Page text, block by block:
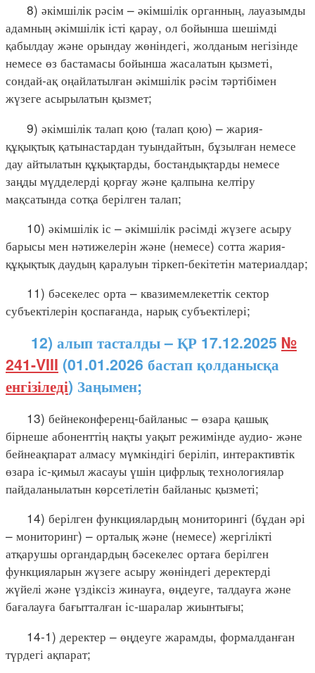
8) әкімшілік рәсім – әкімшілік органның, лауазымды
адамның әкімшілік істі қарау, ол бойынша шешімді
қабылдау және орындау жөніндегі, жолданым негізінде
немесе өз бастамасы бойынша жасалатын қызметі,
сондай-ақ оңайлатылған әкімшілік рәсім тәртібімен
жүзеге асырылатын қызмет;
9) әкімшілік талап қою (талап қою) – жария-
құқықтық қатынастардан туындайтын, бұзылған немесе
дау айтылатын құқықтарды, бостандықтарды немесе
заңды мүдделерді қорғау және қалпына келтіру
мақсатында сотқа берілген талап;
10) әкімшілік іс – әкімшілік рәсімді жүзеге асыру
барысы мен нәтижелерін және (немесе) сотта жария-
құқықтық даудың қаралуын тіркеп-бекітетін материалдар;
11) бәсекелес орта – квазимемлекеттік сектор
субъектілерін қоспағанда, нарық субъектілері;
12) алып тасталды – ҚР 17.12.2025 №
241-VIII (01.01.2026 бастап қолданысқа
енгізіледі) Заңымен;
13) бейнеконференц-байланыс – өзара қашық
бірнеше абоненттің нақты уақыт режимінде аудио- және
бейнеақпарат алмасу мүмкіндігі беріліп, интерактивтік
өзара іс-қимыл жасауы үшін цифрлық технологиялар
пайдаланылатын көрсетілетін байланыс қызметі;
14) берілген функциялардың мониторингі (бұдан әрі
– мониторинг) – орталық және (немесе) жергілікті
атқарушы органдардың бәсекелес ортаға берілген
функцияларын жүзеге асыру жөніндегі деректерді
жүйелі және үздіксіз жинауға, өңдеуге, талдауға және
бағалауға бағытталған іс-шаралар жиынтығы;
14-1) деректер – өңдеуге жарамды, формалданған
түрдегі ақпарат;